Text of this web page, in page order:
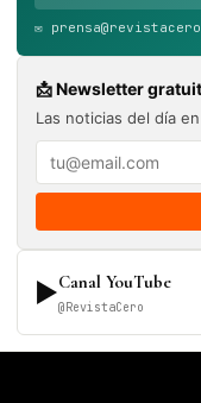
✉️
📩 Newsletter
Las noticias del día
▶Canal YouTube
@RevistaCero